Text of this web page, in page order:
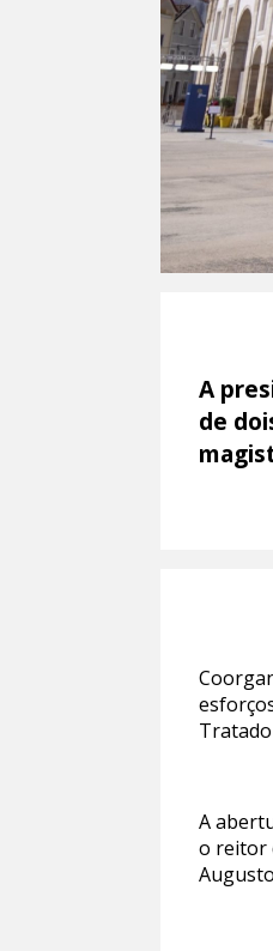
A
de
A
o reitor